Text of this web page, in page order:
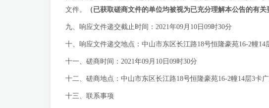
文件。
（已获取磋商文件的单位均被视为已充分理解本公告的有
九、响应文件递交截止时间：2021年09月10日09时30分
十、响应文件递交地点：中山市东区长江路18号恒隆豪苑16-2幢
十一、磋商时间：2021年09月10日09时30分
十二、磋商地点：中山市东区长江路18号恒隆豪苑16-2幢14层3卡
十三、联系事项